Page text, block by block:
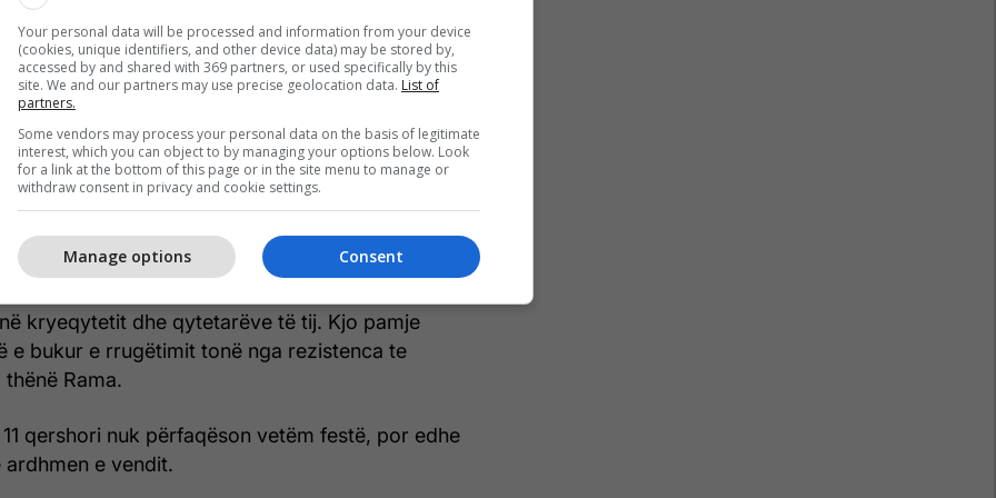
simbolike ku takohet historia me të
anë kemi veteranët e Ushtrisë Çlirimtare të
guxim, me sakrificë dhe besim e sollën lirinë. Në
që na ruajnë sot, Forcën e Sigurisë së
Kosovës, zjarrfikësit dhe të gjithë punëtorët që
kryeqytetit dhe qytetarëve të tij. Kjo pamje
e bukur e rrugëtimit tonë nga rezistenca te
Rama.
qershori nuk përfaqëson vetëm festë, por edhe
e vendit.
Your personal data will be processed and information from your device
(cookies, unique identifiers, and other device data) may be stored by,
accessed by and shared with 369 partners, or used specifically by this
site. We and our partners may use precise geolocation data. List of
partners.
Some vendors may process your personal data on the basis of legitimate
interest, which you can object to by managing your options below. Look
for a link at the bottom of this page or in the site menu to manage or
withdraw consent in privacy and cookie settings.
Consent
Manage options